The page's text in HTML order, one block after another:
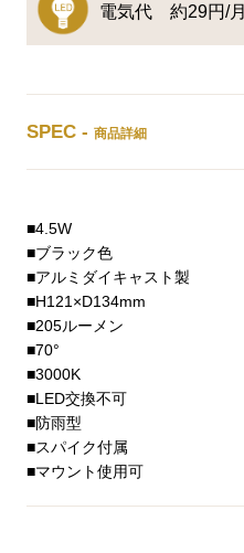
電気代 約29円/月
SPEC -商品詳細
■4.5W
■ブラック色
■アルミダイキャスト製
■H121×D134mm
■205ルーメン
■70°
■3000K
■LED交換不可
■防雨型
■スパイク付属
■マウント使用可